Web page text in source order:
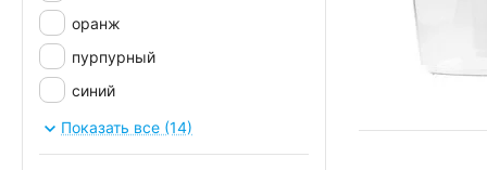
оранж
пурпурный
синий
фиолет
фисташковый
Показать все (14)